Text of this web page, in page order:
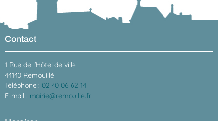
Contact
1 Rue de l’Hôtel de ville
44140 Remouillé
Téléphone : 02 40 06 62 14
E-mail : mairie@remouille.fr